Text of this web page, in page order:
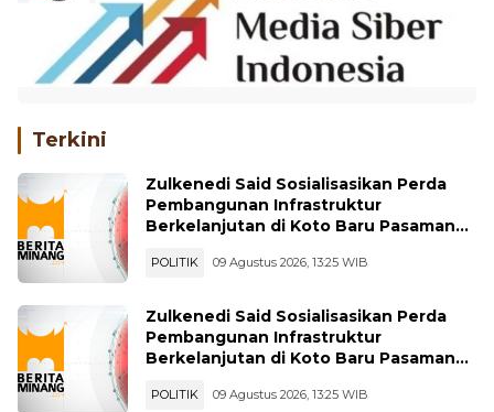
Terkini
Zulkenedi Said Sosialisasikan Perda
Pembangunan Infrastruktur
Berkelanjutan di Koto Baru Pasaman
POLITIK 09 Agustus 2026, 13:25 WIB
Zulkenedi Said Sosialisasikan Perda
Pembangunan Infrastruktur
Berkelanjutan di Koto Baru Pasaman
POLITIK 09 Agustus 2026, 13:25 WIB